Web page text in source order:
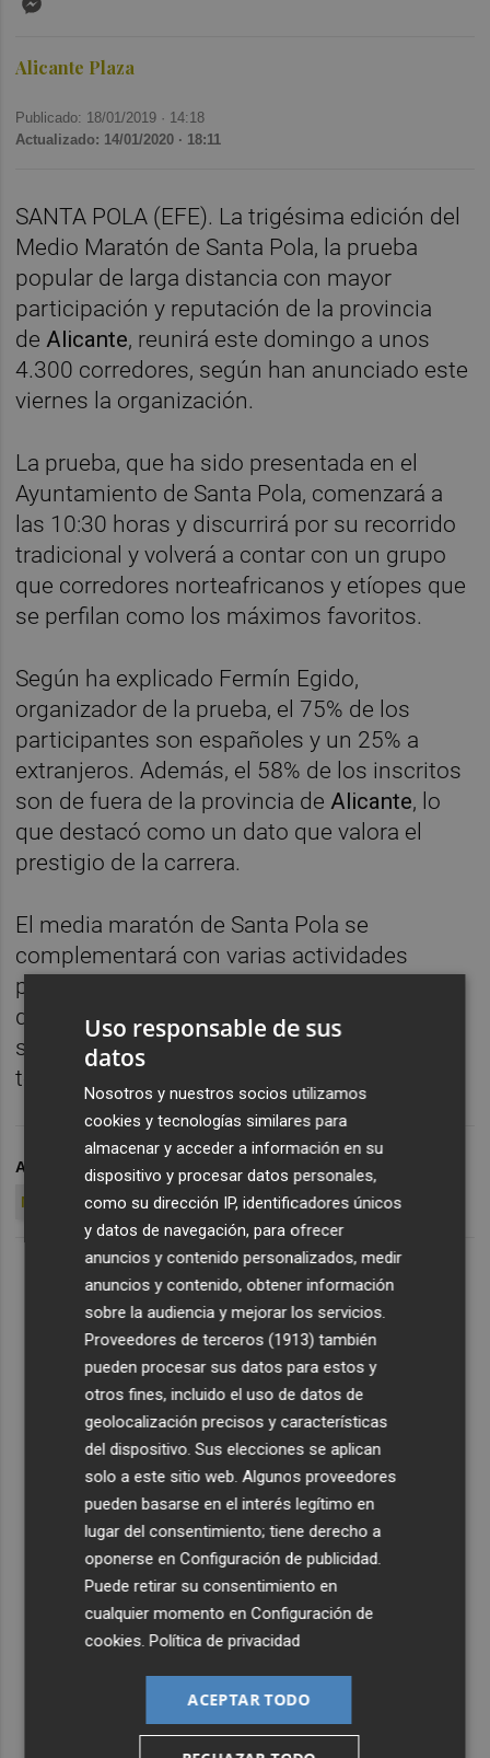
Alicante Plaza
Publicado: 18/01/2019 · 14:18
Actualizado: 14/01/2020 · 18:11
SANTA POLA (EFE). La trigésima edición del
Medio Maratón de Santa Pola, la prueba
popular de larga distancia con mayor
participación y reputación de la provincia
de Alicante, reunirá este domingo a unos
4.300 corredores, según han anunciado este
viernes la organización.
La prueba, que ha sido presentada en el
Ayuntamiento de Santa Pola, comenzará a
las 10:30 horas y discurrirá por su recorrido
tradicional y volverá a contar con un grupo
que corredores norteafricanos y etíopes que
se perfilan como los máximos favoritos.
Según ha explicado Fermín Egido,
organizador de la prueba, el 75% de los
participantes son españoles y un 25% a
extranjeros. Además, el 58% de los inscritos
son de fuera de la provincia de Alicante, lo
que destacó como un dato que valora el
prestigio de la carrera.
El media maratón de Santa Pola se
complementará con varias actividades
paralelas durante el fin de semana,
destacando especialmente la celebración el
sábado de la Mini Maratón, en la que
tomarán parte unos 1.500 niños.
ARCHIVADO EN
MEDIA MARATÓN DE SANTA POLA
MITJA MARATÓ DE SANTA POLA
Uso responsable de sus
datos
Nosotros y nuestros socios utilizamos
cookies y tecnologías similares para
almacenar y acceder a información en su
dispositivo y procesar datos personales,
como su dirección IP, identificadores únicos
y datos de navegación, para ofrecer
anuncios y contenido personalizados, medir
anuncios y contenido, obtener información
sobre la audiencia y mejorar los servicios.
Proveedores de terceros (1913) también
pueden procesar sus datos para estos y
otros fines, incluido el uso de datos de
geolocalización precisos y características
del dispositivo. Sus elecciones se aplican
solo a este sitio web. Algunos proveedores
pueden basarse en el interés legítimo en
lugar del consentimiento; tiene derecho a
oponerse enConfiguración de publicidad.
Puede retirar su consentimiento en
cualquier momento enConfiguración de
cookies.Política de privacidad
ACEPTAR TODO